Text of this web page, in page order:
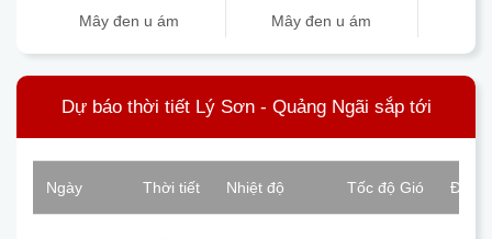
mây đen u ám mây đen u ám
Dự báo thời tiết Lý Sơn - Quảng Ngãi sắp tới
Ngày Thời tiết Nhiệt độ Tốc độ Gió Độ